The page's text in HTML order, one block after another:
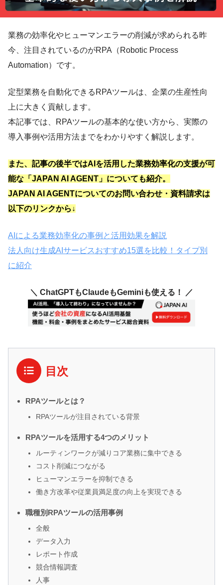
業務の効率化やヒューマンエラーの削減が求められる昨
今、注目されているのがRPA（Robotic Process
Automation）です。
定型業務を自動化できるRPAツールは、企業の生産性向
上に大きく貢献します。
本記事では、RPAツールの基本的な使い方から、実際の
導入事例や活用方法までをわかりやすく解説します。
また、記事の後半ではAIを活用した業務効率化の支援が可
能な「JAPAN AI AGENT」についても紹介。
JAPAN AI AGENTについてのお問い合わせ・資料請求は
以下のリンクから↓
AIによる業務効率化の事例と活用効果を解説
法人向け生成AIサービスおすすめ15選を比較！タイプ別
に紹介
＼ ChatGPTもClaudeもGeminiも使える！ ／
目次
RPAツールとは？
RPAツールが注目されている背景
RPAツールを活用する4つのメリット
ルーティンワークが減りコア業務に集中できる
コスト削減につながる
ヒューマンエラーを抑制できる
働き方改革や従業員満足度の向上を実現できる
職種別RPAツールの活用事例
全般
データ入力
レポート作成
競合情報調査
人事